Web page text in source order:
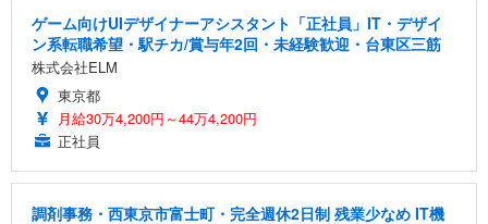
ゲーム向けUIデザイナーアシスタント「正社員」IT・デザイ
ン系転職希望・駅チカ/賞与年2回・未経験歓迎・台東区三筋
株式会社ELM
東京都
月給30万4,200円～44万4,200円
正社員
調剤事務・西東京市富士町・完全週休2日制 残業少なめ IT機